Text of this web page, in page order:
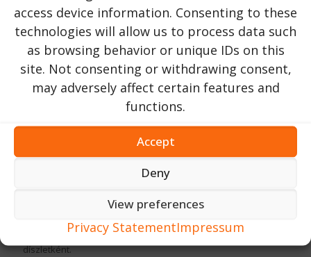
access device information. Consenting to these
technologies will allow us to process data such
as browsing behavior or unique IDs on this
site. Not consenting or withdrawing consent,
may adversely affect certain features and
functions.
Accept
Deny
View preferences
Privacy StatementImpressum
A kastély számos film forgatási helyszínéül szolgált. 2008-ban
itt forgatták a Bloom testvérek című film néhány jelenetét,
köztük egy olyan jelenetet, amelyben a kastélyt vizuálisan
főszereplésével készült „Egy hercegnő karácsonyra” című film
kulisszájaként használták. A Netflix 2017-es „Egy karácsonyi
herceg” című produkciója szintén a kastélyt használta
díszletként.